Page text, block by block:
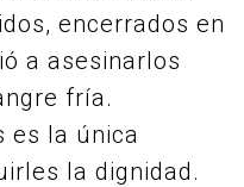
encerrados en
a asesinarlos
fría.
es la única
la dignidad.